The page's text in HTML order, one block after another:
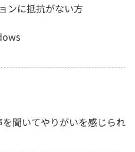
ンに抵抗がない方
聞いてやりがいを感じられ